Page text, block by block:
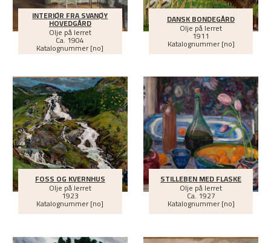
INTERIØR FRA SVANØY
HOVEDGÅRD
Olje på lerret
Ca.1904
Katalognummer [no]
DANSK BONDEGÅRD
Olje på lerret
1911
Katalognummer [no]
FOSS OG KVERNHUS
Olje på lerret
1923
Katalognummer [no]
STILLEBEN MED FLASKE
Olje på lerret
Ca. 1927
Katalognummer [no]